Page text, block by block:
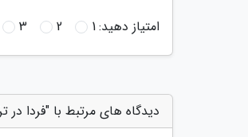
امتیاز دهید:1
2
3
دیدگاه های مرتبط با "فردا